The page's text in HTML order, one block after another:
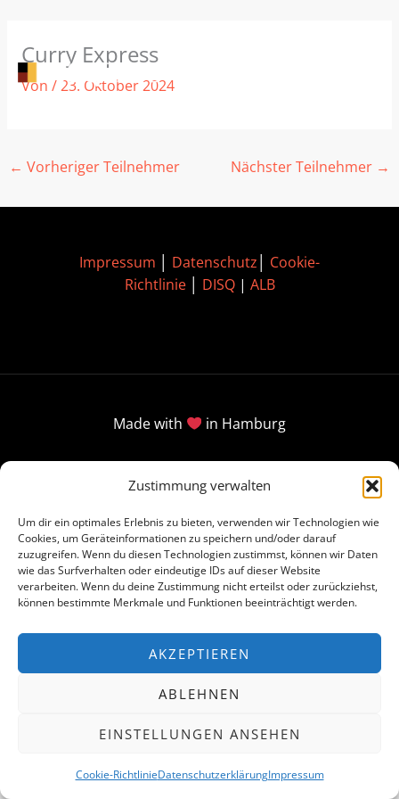
Zustimmung verwalten
Um dir ein optimales Erlebnis zu bieten, verwenden wir Technologien wie
Cookies, um Geräteinformationen zu speichern und/oder darauf
zuzugreifen. Wenn du diesen Technologien zustimmst, können wir Daten
wie das Surfverhalten oder eindeutige IDs auf dieser Website
verarbeiten. Wenn du deine Zustimmung nicht erteilst oder zurückziehst,
können bestimmte Merkmale und Funktionen beeinträchtigt werden.
AKZEPTIEREN
ABLEHNEN
EINSTELLUNGEN ANSEHEN
Cookie-RichtlinieDatenschutzerklärungImpressum
Inhalt
springen
Curry Express
Von /23. Oktober 2024
← Vorheriger Teilnehmer Nächster Teilnehmer →
Impressum Datenschutz
Cookie-
Richtlinie│ DISQ| ALB
Made with in Hamburg